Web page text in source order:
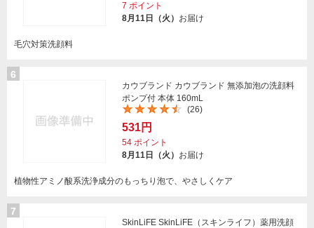
7 ポイント
8月11日（火） お届け
毛穴対策洗顔料
6
カウブランド カウブランド 無添加泡の洗顔料
ポンプ付 本体 160mL
(26)
531円
54 ポイント
8月11日（火） お届け
植物性アミノ酸系洗浄成分のもっちり泡で、やさしくケア
7
SkinLiFE SkinLiFE（スキンライフ）薬用洗顔